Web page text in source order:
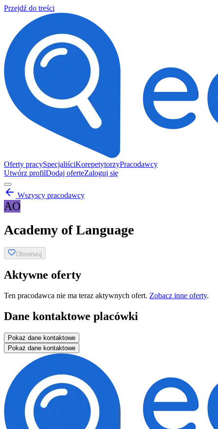
Przejdź do treści
Oferty pracySpecjaliściKorepetytorzyPracodawcy
Utwórz profilDodaj ofertęZaloguj się
Wszyscy pracodawcy
AO
Academy of Language
Obserwuj
Aktywne oferty
Ten pracodawca nie ma teraz aktywnych ofert. Zobacz inne oferty.
Dane kontaktowe placówki
Pokaż dane kontaktowe
Pokaż dane kontaktowe